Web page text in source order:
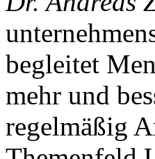
begleitet
mehr und
regelmäßig